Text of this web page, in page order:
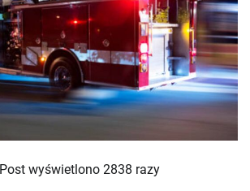
Post wyświetlono 2838 razy